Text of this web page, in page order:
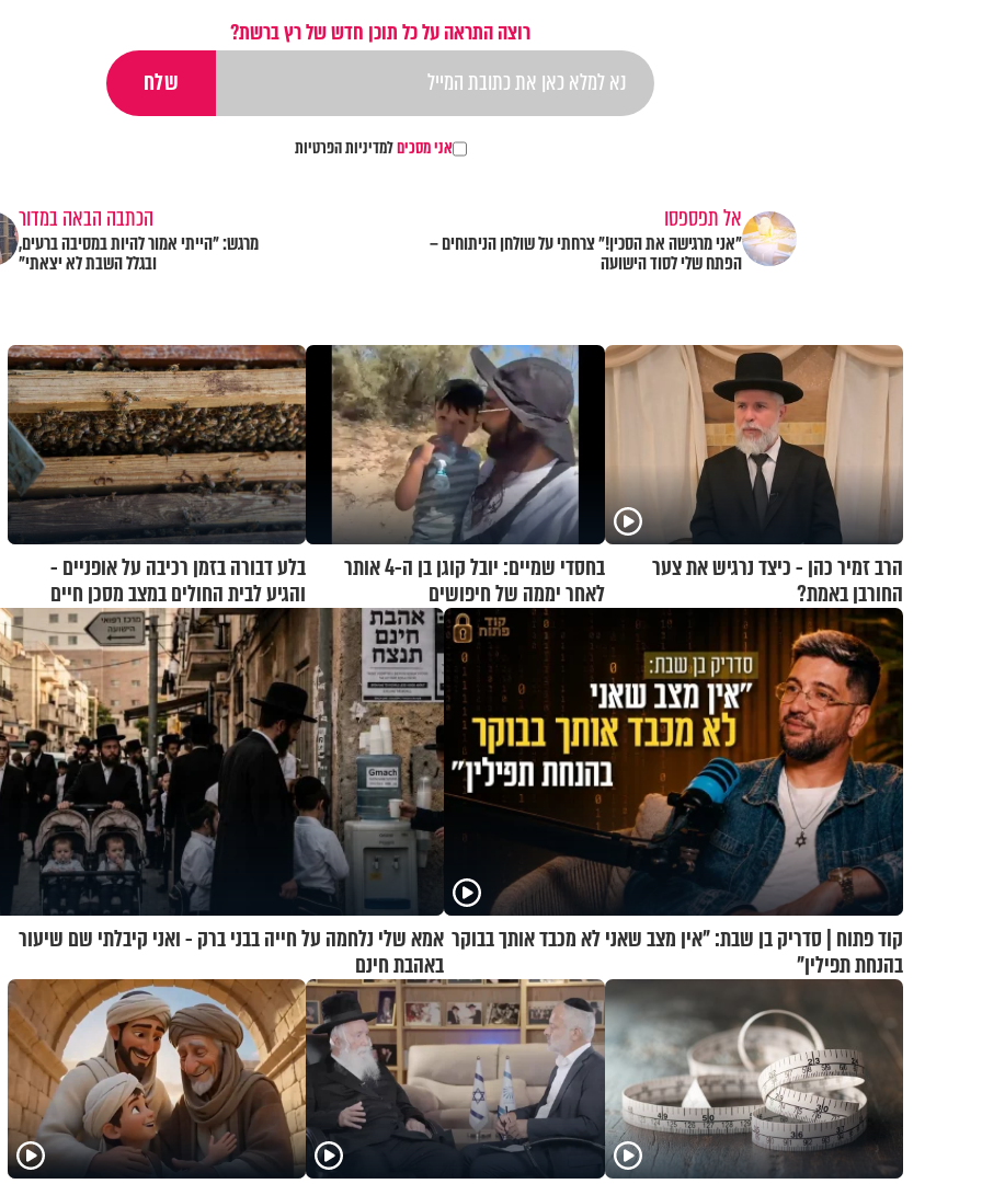
רוצה התראה על כל תוכן חדש של רץ ברשת?
אני מסכיםלמדיניות הפרטיות
אל תפספסו
"אני מרגישה את הסכין!" צרחתי על שולחן הניתוחים –
הפתח שלי לסוד הישועה
הכתבה הבאה במדור
מרגש: "הייתי אמור להיות במסיבה ברעים,
ובגלל השבת לא יצאתי"
הרב זמיר כהן - כיצד נרגיש את צער
החורבן באמת?
בחסדי שמיים: יובל קוגן בן ה-4 אותר
לאחר יממה של חיפושים
בלע דבורה בזמן רכיבה על אופניים -
והגיע לבית החולים במצב מסכן חיים
קוד פתוח | סדריק בן שבת: "אין מצב שאני לא מכבד אותך בבוקר
בהנחת תפילין"
אמא שלי נלחמה על חייה בבני ברק - ואני קיבלתי שם שיעור
באהבת חינם